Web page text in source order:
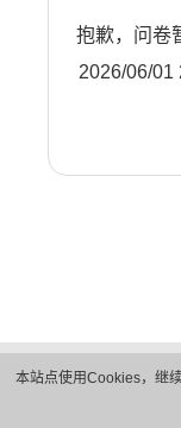
本站点使用Cookies，继
抱歉，问卷
2026/06/